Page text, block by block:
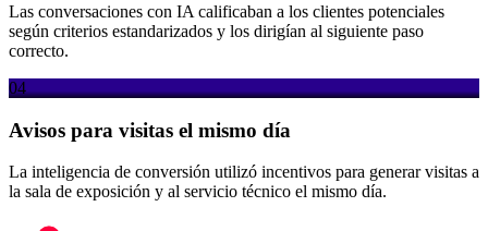
Las conversaciones con IA calificaban a los clientes potenciales
según criterios estandarizados y los dirigían al siguiente paso
correcto.
04
Avisos para visitas el mismo día
La inteligencia de conversión utilizó incentivos para generar visitas a
la sala de exposición y al servicio técnico el mismo día.